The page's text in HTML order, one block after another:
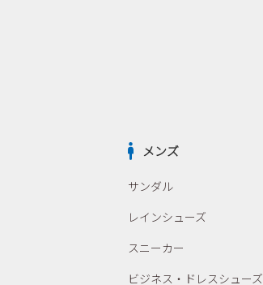
メンズ
サンダル
レインシューズ
スニーカー
ビジネス・ドレスシューズ